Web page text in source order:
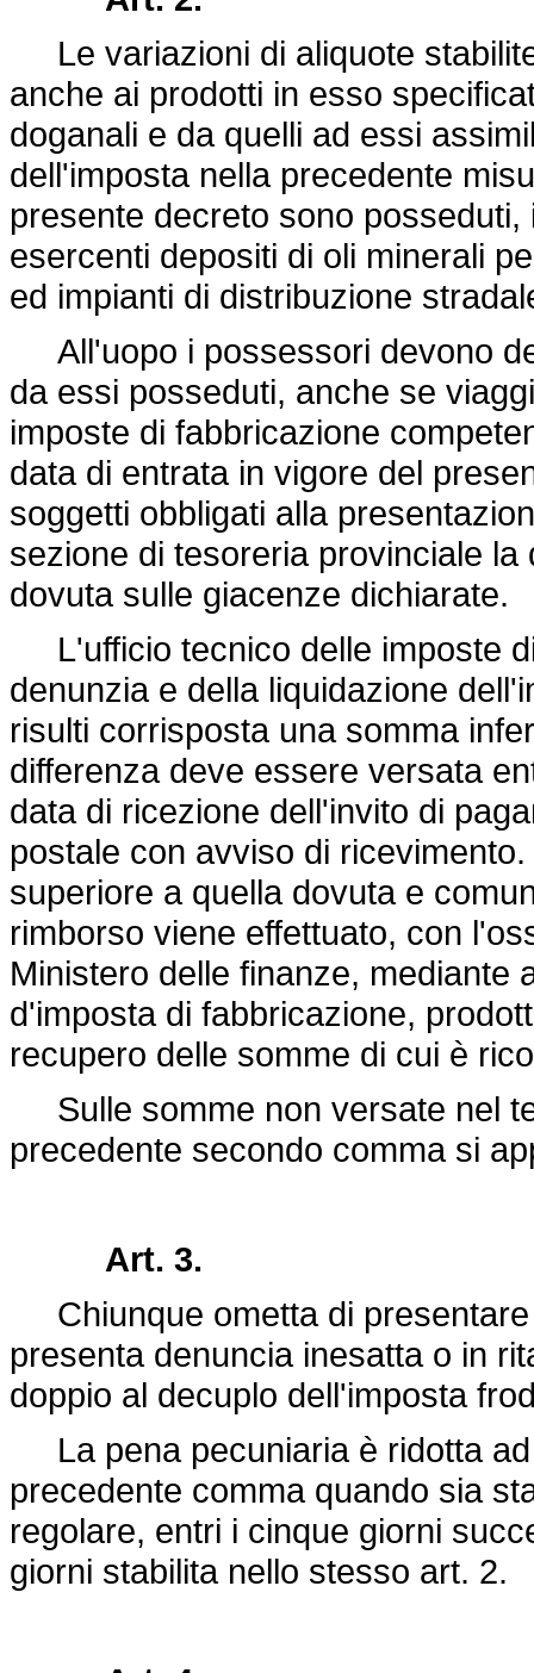
Le variazioni di aliquote
anche ai prodotti in esso
doganali e da quelli ad essi
dell'imposta nella precedente
presente decreto sono
esercenti depositi di oli minerali
ed impianti di distribuzione
All'uopo i possessori devono
da essi posseduti, anche se
imposte di fabbricazione
data di entrata in vigore del
soggetti obbligati alla
sezione di tesoreria provinciale
dovuta sulle giacenze dichiarate.
L'ufficio tecnico delle imposte
denunzia e della liquidazione
risulti corrisposta una somma
differenza deve essere versata
data di ricezione dell'invito di
postale con avviso di
superiore a quella dovuta e
rimborso viene effettuato, con
Ministero delle finanze, mediante
d'imposta di fabbricazione,
recupero delle somme di cui è
Sulle somme non versate nel
precedente secondo comma si
Art. 3.
Chiunque ometta di presentare
presenta denuncia inesatta o in
doppio al decuplo dell'imposta
La pena pecuniaria è ridotta
precedente comma quando sia
regolare, entri i cinque giorni
giorni stabilita nello stesso art. 2.